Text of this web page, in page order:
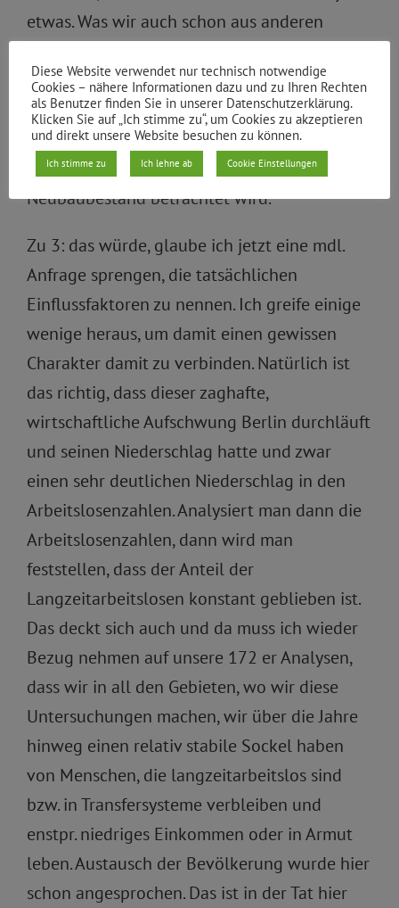
etwas. Was wir auch schon aus anderen
eingeschätzt von der Entwicklung in ..36 der
Wrangelkiez, positiv wird eingeschätzt die
Entwicklung in Friedrichshain gleich ob
dabei der Altbaubestand bzw. der
Neubaubestand betrachtet wird.
Zu 3: das würde, glaube ich jetzt eine mdl.
Anfrage sprengen, die tatsächlichen
Einflussfaktoren zu nennen. Ich greife einige
wenige heraus, um damit einen gewissen
Charakter damit zu verbinden. Natürlich ist
das richtig, dass dieser zaghafte,
wirtschaftliche Aufschwung Berlin durchläuft
und seinen Niederschlag hatte und zwar
einen sehr deutlichen Niederschlag in den
Arbeitslosenzahlen. Analysiert man dann die
Arbeitslosenzahlen, dann wird man
feststellen, dass der Anteil der
Langzeitarbeitslosen konstant geblieben ist.
Das deckt sich auch und da muss ich wieder
Bezug nehmen auf unsere 172 er Analysen,
dass wir in all den Gebieten, wo wir diese
Untersuchungen machen, wir über die Jahre
hinweg einen relativ stabile Sockel haben
von Menschen, die langzeitarbeitslos sind
bzw. in Transfersysteme verbleiben und
enstpr. niedriges Einkommen oder in Armut
leben. Austausch der Bevölkerung wurde hier
schon angesprochen. Das ist in der Tat hier
Diese Website verwendet nur technisch notwendige
Cookies – nähere Informationen dazu und zu Ihren Rechten
als Benutzer finden Sie in unserer Datenschutzerklärung.
Klicken Sie auf „Ich stimme zu“, um Cookies zu akzeptieren
und direkt unsere Website besuchen zu können.
Ich stimme zu Ich lehne ab Cookie Einstellungen